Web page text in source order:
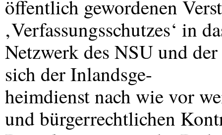
öffentlich gewordenen
‚Verfassungsschutzes‘ in
Netzwerk des NSUund
sich der Inlandsge-
heimdienst nach wie vor
und bürgerrechtlichen